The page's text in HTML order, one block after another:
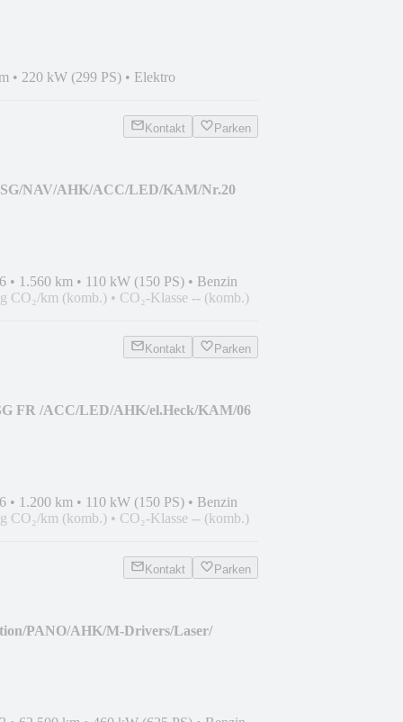
• 220 kW (299 PS) • Elektro
Kontakt Parken
NAV/AHK/ACC/LED/KAM/Nr.20
• 1.560 km • 110 kW (150 PS) • Benzin
CO₂/km (komb.) • CO₂-Klasse -- (komb.)
Kontakt Parken
FR /ACC/LED/AHK/el.Heck/KAM/06
• 1.200 km • 110 kW (150 PS) • Benzin
CO₂/km (komb.) • CO₂-Klasse -- (komb.)
Kontakt Parken
PANO/AHK/M-Drivers/Laser/